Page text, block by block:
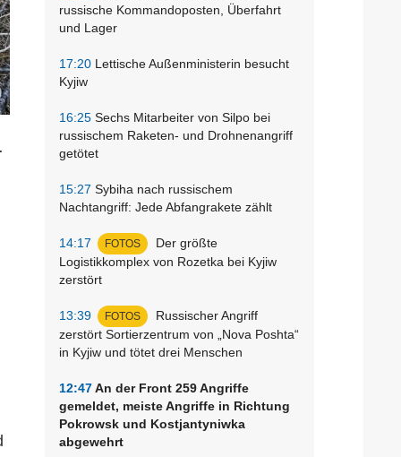
russische Kommandoposten, Überfahrt
und Lager
17:20 Lettische Außenministerin besucht
Kyjiw
16:25 Sechs Mitarbeiter von Silpo bei
russischem Raketen- und Drohnenangriff
getötet
15:27 Sybiha nach russischem
Nachtangriff: Jede Abfangrakete zählt
14:17 FOTOS
Der größte
Logistikkomplex von Rozetka bei Kyjiw
zerstört
13:39 FOTOS
Russischer Angriff
zerstört Sortierzentrum von „Nova Poshta“
in Kyjiw und tötet drei Menschen
12:47An der Front 259 Angriffe
gemeldet, meiste Angriffe in Richtung
Pokrowsk und Kostjantyniwka
abgewehrt